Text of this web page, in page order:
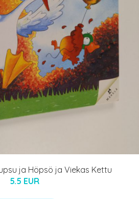
ja Höpsö ja Viekas Kettu
5.5 EUR